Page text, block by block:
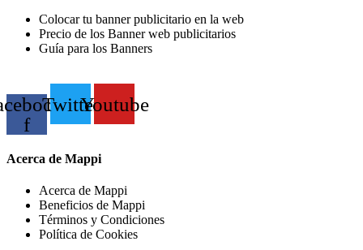
Colocar tu banner publicitario en la web
Precio de los Banner web publicitarios
Guía para los Banners
f
TwitterYoutube
Acerca de Mappi
Acerca de Mappi
Beneficios de Mappi
Términos y Condiciones
Política de Cookies